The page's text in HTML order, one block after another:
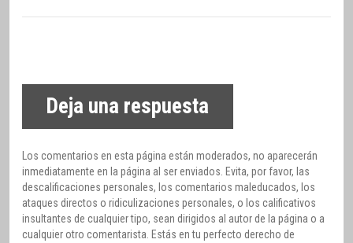
Deja una respuesta
Los comentarios en esta página están moderados, no aparecerán
inmediatamente en la página al ser enviados. Evita, por favor, las
descalificaciones personales, los comentarios maleducados, los
ataques directos o ridiculizaciones personales, o los calificativos
insultantes de cualquier tipo, sean dirigidos al autor de la página o a
cualquier otro comentarista. Estás en tu perfecto derecho de